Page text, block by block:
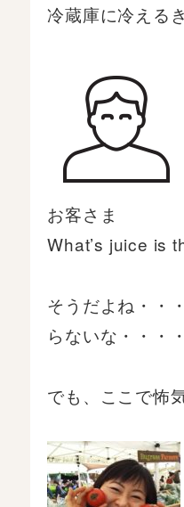
冷蔵庫に冷える
お客さま
What’s juice is
そうだよね・・
らないな・・・・
でも、ここで怖